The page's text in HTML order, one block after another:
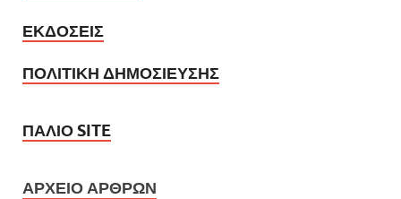
ΕΚΔΟΣΕΙΣ
ΠΟΛΙΤΙΚΗ ΔΗΜΟΣΙΕΥΣΗΣ
ΠΑΛΙΟ SITE
ΑΡΧΕΙΟ ΑΡΘΡΩΝ